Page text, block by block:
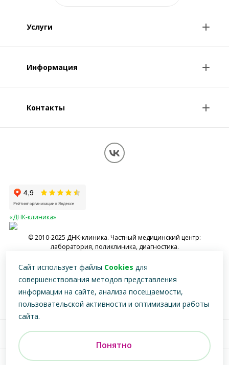
Услуги
Консультации врачей
Информация
О клинике
Обработка персональных данных
Контакты
«ДНК-клиника»
© 2010-2025 ДНK-клиника. Частный медицинский центр:
лаборатория, поликлиника, диагностика.
специалистом
Версия для
Разработка, реклама и развитие сайта
Сайт использует файлы Cookies для
совершенствования методов представления
информации на сайте, анализа посещаемости,
пользовательской активности и оптимизации работы
сайта.
Понятно